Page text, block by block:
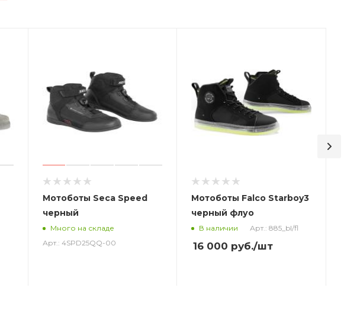
Мотоботы Seca Speed
черный
Много на складе
Арт.: 4SPD25QQ-00
Мотоботы Falco Starboy3
черный флуо
В наличии Арт.: 885_bl/fl
16 000 руб./шт